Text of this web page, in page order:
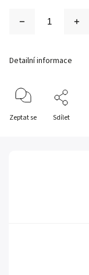
Detailní informace
Zeptat se Sdílet